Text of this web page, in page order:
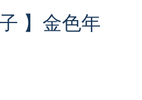
】金色年